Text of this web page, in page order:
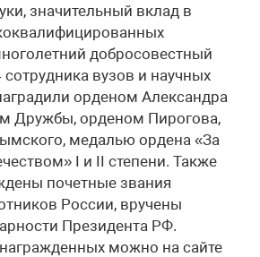
значительный вклад в
добросовестный
вузов и научных
орденом Александра
Дружбы, орденом Пирогова,
медалью ордена «За
I и II степени. Также
почетные звания
России, вручены
Президента РФ.
можно на сайте